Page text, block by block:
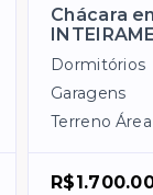
Chácara
Dormitórios
Garagens
Terreno Área